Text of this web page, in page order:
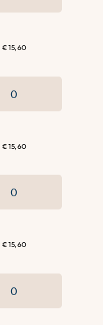
€ 15,60
€ 15,60
€ 15,60